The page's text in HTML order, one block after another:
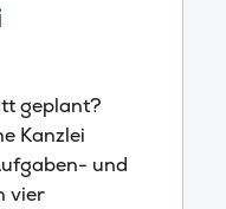
geplant?
Kanzlei
und
vier